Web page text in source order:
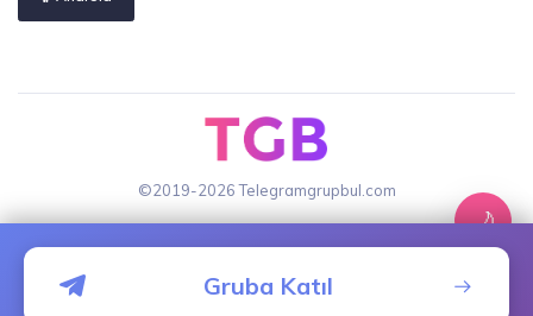
©2019-2026 Telegramgrupbul.com
Gruba Katıl
🌙